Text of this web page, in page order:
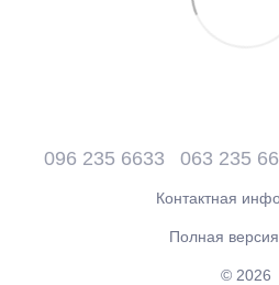
096 235 6633 063 235
Контактная
Полная
© 2026